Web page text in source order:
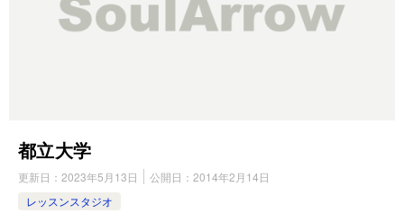
都立大学
更新日： 2023年5月13日 公開日： 2014年2月14日
レッスンスタジオ